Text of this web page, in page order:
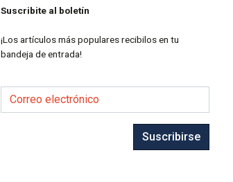
Suscribite al boletín
¡Los artículos más populares recibilos en tu
bandeja de entrada!
Correo electrónico
Suscribirse